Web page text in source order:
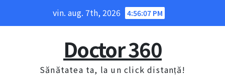
vin. aug. 7th, 2026 4:56:08 PM
Doctor 360
Sănătatea ta, la un click distanță!